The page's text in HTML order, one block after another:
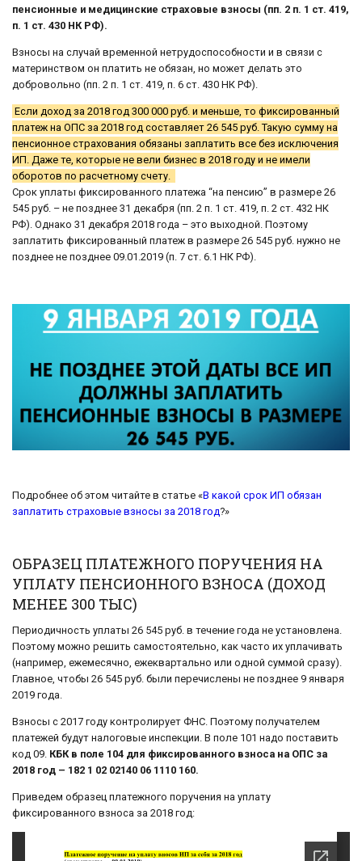
пенсионные и медицинские страховые взносы (пп. 2 п. 1 ст. 419,
п. 1 ст. 430 НК РФ).
Взносы на случай временной нетрудоспособности и в связи с
материнством он платить не обязан, но может делать это
добровольно (пп. 2 п. 1 ст. 419, п. 6 ст. 430 НК РФ).
Если доход за 2018 год 300 000 руб. и меньше, то фиксированный
платеж на ОПС за 2018 год составляет 26 545 руб. Такую сумму на
пенсионное страхования обязаны заплатить все без исключения
ИП. Даже те, которые не вели бизнес в 2018 году и не имели
оборотов по расчетному счету.
Срок уплаты фиксированного платежа “на пенсию” в размере 26
545 руб. – не позднее 31 декабря (пп. 2 п. 1 ст. 419, п. 2 ст. 432 НК
РФ). Однако 31 декабря 2018 года – это выходной. Поэтому
заплатить фиксированный платеж в размере 26 545 руб. нужно не
позднее не позднее 09.01.2019 (п. 7 ст. 6.1 НК РФ).
Подробнее об этом читайте в статье «В какой срок ИП обязан
заплатить страховые взносы за 2018 год?»
ОБРАЗЕЦ ПЛАТЕЖНОГО ПОРУЧЕНИЯ НА
УПЛАТУ ПЕНСИОННОГО ВЗНОСА (ДОХОД
МЕНЕЕ 300 ТЫС)
Периодичность уплаты 26 545 руб. в течение года не установлена.
Поэтому можно решить самостоятельно, как часто их уплачивать
(например, ежемесячно, ежеквартально или одной суммой сразу).
Главное, чтобы 26 545 руб. были перечислены не позднее 9 января
2019 года.
Взносы с 2017 году контролирует ФНС. Поэтому получателем
платежей будут налоговые инспекции. В поле 101 надо поставить
код 09. КБК в поле 104 для фиксированного взноса на ОПС за
2018 год – 182 1 02 02140 06 1110 160.
Приведем образец платежного поручения на уплату
фиксированного взноса за 2018 год: